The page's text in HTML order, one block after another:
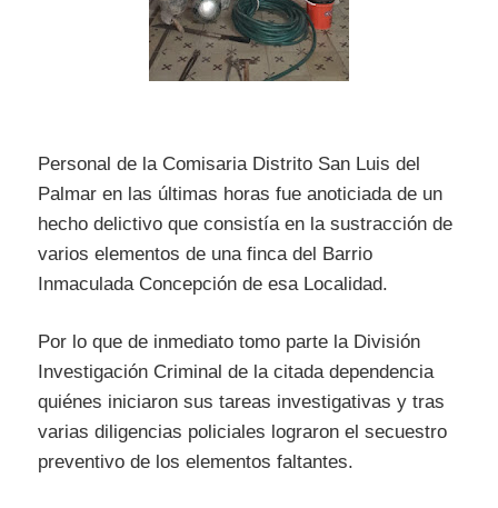
Personal de la Comisaria Distrito San Luis del
Palmar en las últimas horas fue anoticiada de un
hecho delictivo que consistía en la sustracción de
varios elementos de una finca del Barrio
Inmaculada Concepción de esa Localidad.
Por lo que de inmediato tomo parte la División
Investigación Criminal de la citada dependencia
quiénes iniciaron sus tareas investigativas y tras
varias diligencias policiales lograron el secuestro
preventivo de los elementos faltantes.